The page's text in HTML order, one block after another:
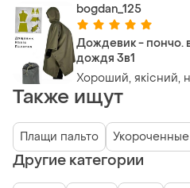
bogdan_125
Дождевик - пончо.
дождя 3в1
Хороший, якісний,
Также ищут
Плащи пальто
Другие категории